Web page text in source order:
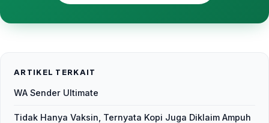
ARTIKEL TERKAIT
WA Sender Ultimate
Tidak Hanya Vaksin, Ternyata Kopi Juga Diklaim Ampuh